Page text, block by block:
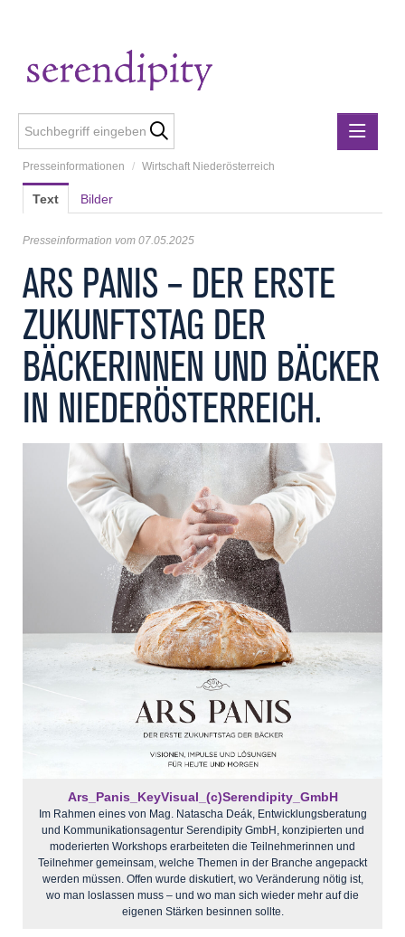
Presseinformationen
Lebensmittelgewerbe
holzius
Metalltechnische Industrie
Rubner
Rubner Haus
Wirtschaft Niederösterreich
Media
Presseinformationen / Wirtschaft Niederösterreich
Text Bilder
Presseinformation vom 07.05.2025
ARS PANIS – DER ERSTE
ZUKUNFTSTAG DER
BÄCKERINNEN UND BÄCKER
IN NIEDERÖSTERREICH.
Ars_Panis_KeyVisual_(c)Serendipity_GmbH
Im Rahmen eines von Mag. Natascha Deák, Entwicklungsberatung
und Kommunikationsagentur Serendipity GmbH, konzipierten und
moderierten Workshops erarbeiteten die Teilnehmerinnen und
Teilnehmer gemeinsam, welche Themen in der Branche angepackt
werden müssen. Offen wurde diskutiert, wo Veränderung nötig ist,
wo man loslassen muss – und wo man sich wieder mehr auf die
eigenen Stärken besinnen sollte.